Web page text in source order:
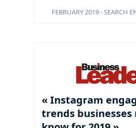
FEBRUARY 2019 - SEARCH
« Instagram
trends businesses